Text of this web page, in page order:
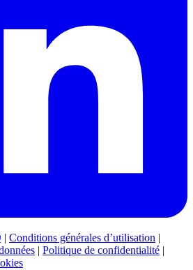
| Conditions générales d’utilisation |
| Politique de confidentialité |